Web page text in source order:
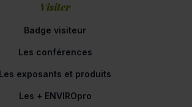
Visiter
Badge visiteur
Les conférences
Les exposants et produits
Les + ENVIROpro